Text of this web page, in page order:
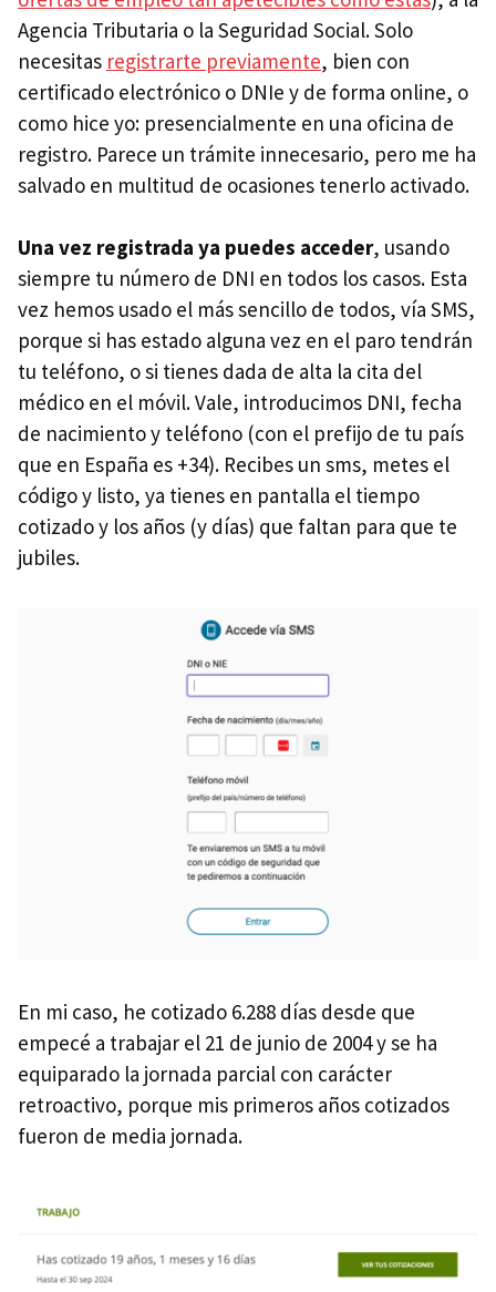
Agencia Tributaria o la Seguridad Social. Solo
necesitas registrarte previamente, bien con
certificado electrónico o DNIe y de forma online, o
como hice yo: presencialmente en una oficina de
registro. Parece un trámite innecesario, pero me ha
salvado en multitud de ocasiones tenerlo activado.
Una vez registrada ya puedes acceder, usando
siempre tu número de DNI en todos los casos. Esta
vez hemos usado el más sencillo de todos, vía SMS,
porque si has estado alguna vez en el paro tendrán
tu teléfono, o si tienes dada de alta la cita del
médico en el móvil. Vale, introducimos DNI, fecha
de nacimiento y teléfono (con el prefijo de tu país
que en España es +34). Recibes un sms, metes el
código y listo, ya tienes en pantalla el tiempo
cotizado y los años (y días) que faltan para que te
jubiles.
En mi caso, he cotizado 6.288 días desde que
empecé a trabajar el 21 de junio de 2004 y se ha
equiparado la jornada parcial con carácter
retroactivo, porque mis primeros años cotizados
fueron de media jornada.